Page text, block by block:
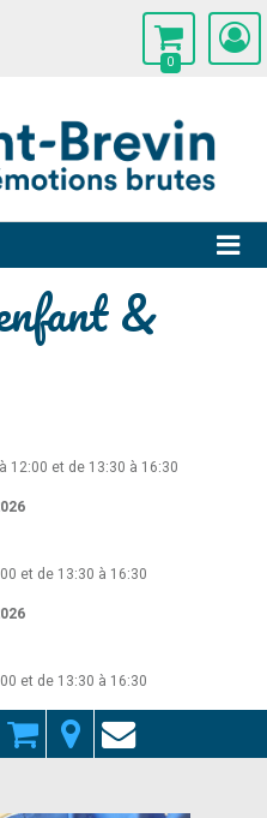
0
&
12:00 et de 13:30 à 16:30
et de 13:30 à 16:30
et de 13:30 à 16:30